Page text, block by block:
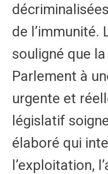
de l’immunité.
souligné que
Parlement à
urgente et
législatif
élaboré qui
l’exploitation,